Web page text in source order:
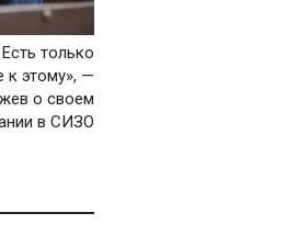
только
к этому», —
о своем
в СИЗО